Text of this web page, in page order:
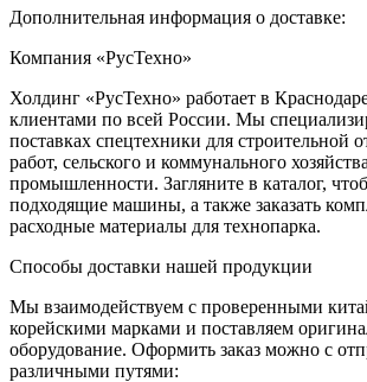
Дополнительная информация о доставке:
Компания «РусТехно»
Холдинг «РусТехно» работает в
клиентами по всей России. Мы
поставках спецтехники для строительной
работ, сельского и коммунального
промышленности. Загляните в каталог,
подходящие машины, а также заказать
расходные материалы для технопарка.
Способы доставки нашей продукции
Мы взаимодействуем с проверенными
корейскими марками и поставляем
оборудование. Оформить заказ можно с
различными путями: